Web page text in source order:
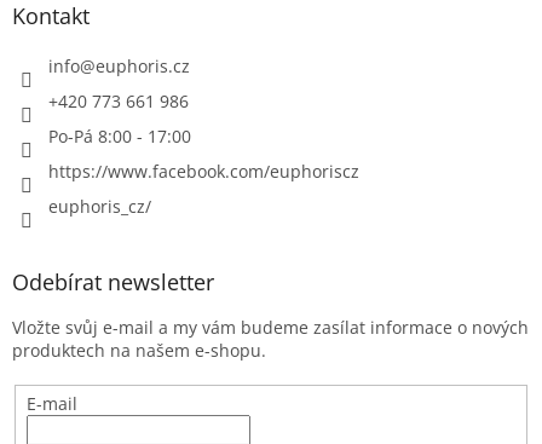
Kontakt
info@euphoris.cz
+420 773 661 986
Po-Pá 8:00 - 17:00
https://www.facebook.com/euphoriscz
euphoris_cz/
Odebírat newsletter
Vložte svůj e-mail a my vám budeme zasílat informace o nových
produktech na našem e-shopu.
E-mail